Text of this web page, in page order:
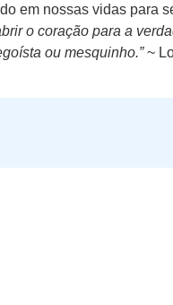
em nossas vidas para
o coração para a
ou mesquinho.”~